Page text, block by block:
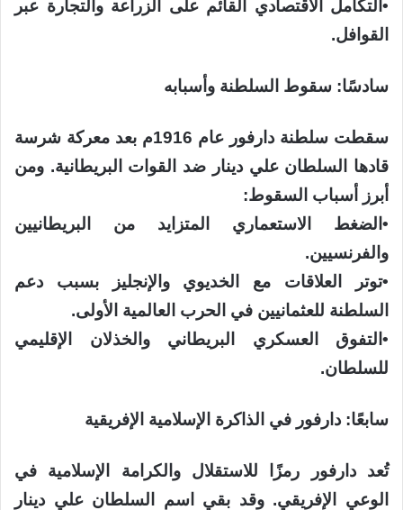
​•​التكامل الاقتصادي القائم على الزراعة والتجارة عبر
القوافل.
سادسًا: سقوط السلطنة وأسبابه
سقطت سلطنة دارفور عام 1916م بعد معركة شرسة
قادها السلطان علي دينار ضد القوات البريطانية. ومن
أبرز أسباب السقوط:
​•​الضغط الاستعماري المتزايد من البريطانيين
والفرنسيين.
​•​توتر العلاقات مع الخديوي والإنجليز بسبب دعم
السلطنة للعثمانيين في الحرب العالمية الأولى.
​•​التفوق العسكري البريطاني والخذلان الإقليمي
للسلطان.
سابعًا: دارفور في الذاكرة الإسلامية الإفريقية
تُعد دارفور رمزًا للاستقلال والكرامة الإسلامية في
الوعي الإفريقي. وقد بقي اسم السلطان علي دينار